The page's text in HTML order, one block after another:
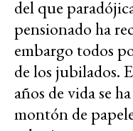
del que
pensionado ha
embargo todos
de los jubilados.
años de vida se
montón de